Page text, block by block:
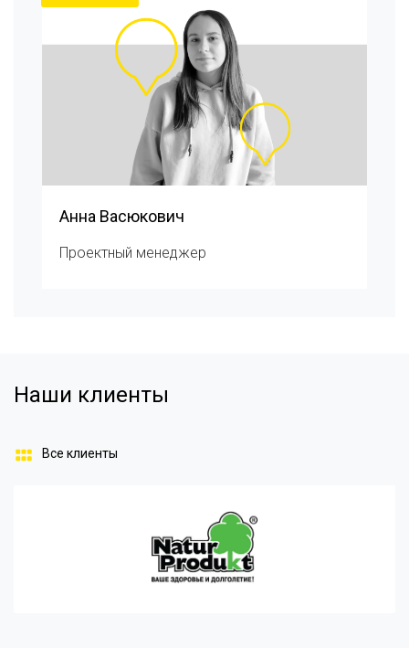
Анна Васюкович
Проектный менеджер
Наши клиенты
Все клиенты